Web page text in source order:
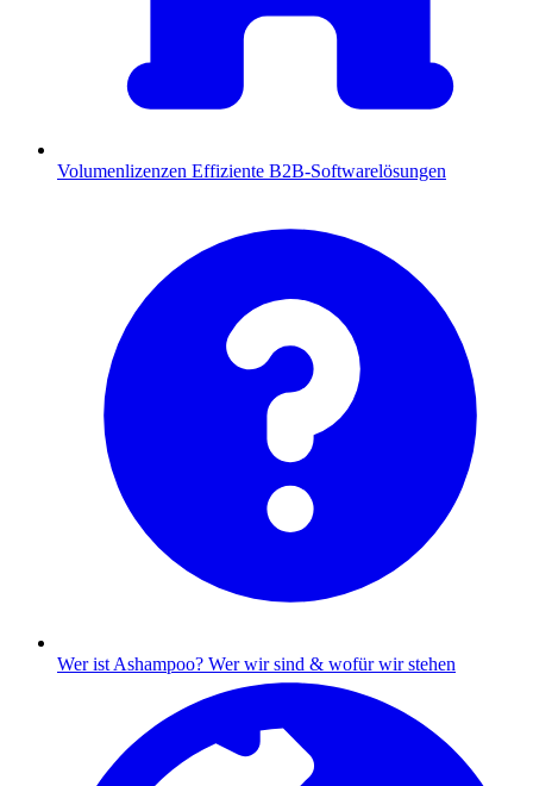
Volumenlizenzen Effiziente B2B-Softwarelösungen
Wer ist Ashampoo? Wer wir sind & wofür wir stehen